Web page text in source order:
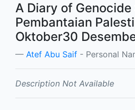
A Diary of
Pembantaian
Oktober30
Atef Abu Saif - Personal
Description Not Available